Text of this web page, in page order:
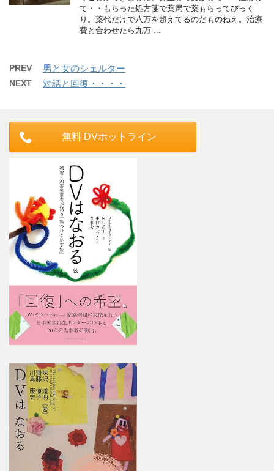
て・・もらった処方箋で薬局で薬もらってびっく
り。薬代だけで八万を超えてるのだものねえ。治療
費と合わせたら九万 ...
PREV 男と女のシェルター
NEXT 対話と回復・・・・
無料 DVホットライン